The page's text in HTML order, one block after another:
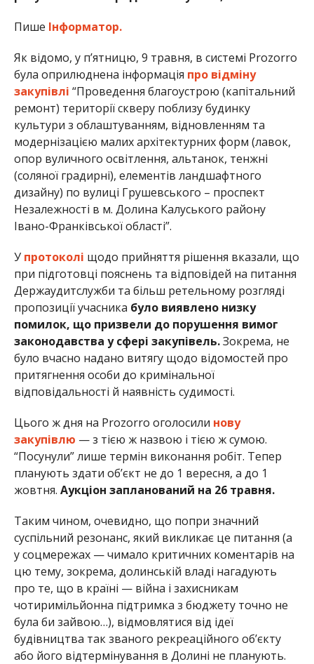
Пише Інформатор.
Як відомо, у п’ятницю, 9 травня, в системі Prozorro
була оприлюднена інформація про відміну
закупівлі “Проведення благоустрою (капітальний
ремонт) території скверу поблизу будинку
культури з облаштуванням, відновленням та
модернізацією малих архітектурних форм (лавок,
опор вуличного освітлення, альтанок, тенжні
(соляної градирні), елементів ландшафтного
дизайну) по вулиці Грушевського – проспект
Незалежності в м. Долина Калуського району
Івано-Франківської області”.
У протоколі щодо прийняття рішення вказали, що
при підготовці пояснень та відповідей на питання
Держаудитслужби та більш ретельному розгляді
пропозиції учасника було виявлено низку
помилок, що призвели до порушення вимог
законодавства у сфері закупівель.Зокрема, не
було вчасно надано витягу щодо відомостей про
притягнення особи до кримінальної
відповідальності й наявність судимості.
Цього ж дня на Prozorro оголосили нову
закупівлю — з тією ж назвою і тією ж сумою.
“Посунули” лише термін виконання робіт. Тепер
планують здати об’єкт не до 1 вересня, а до 1
жовтня. Аукціон запланований на 26 травня.
Таким чином, очевидно, що попри значний
суспільний резонанс, який викликає це питання (а
у соцмережах — чимало критичних коментарів на
цю тему, зокрема, долинській владі нагадують
про те, що в країні — війна і захисникам
чотиримільйонна підтримка з бюджету точно не
була би зайвою…), відмовлятися від ідеї
будівництва так званого рекреаційного об’єкту
або його відтермінування в Долині не планують.